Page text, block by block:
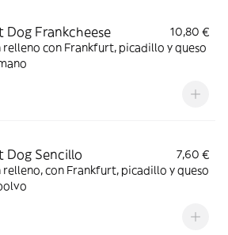
Dog Frankcheese
10,80 €
relleno con Frankfurt, picadillo y queso
Dog Sencillo
7,60 €
relleno, con Frankfurt, picadillo y queso